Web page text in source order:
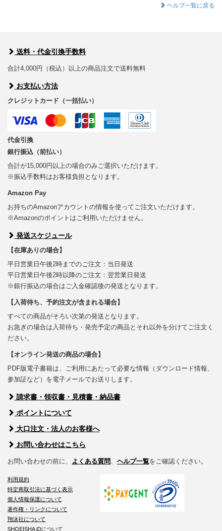
ヘルプ一覧に戻る
送料・代金引換手数料
合計4,000円（税込）以上の商品注文で送料無料
お支払い方法
クレジットカード（一括払い）
代金引換
銀行振込（前払い）
合計が15,000円以上の場合のみご選択いただけます。
※振込手数料はお客様負担となります。
Amazon Pay
お持ちのAmazonアカウントの情報を使ってご注文いただけます。
※Amazonのポイントはご利用いただけません。
発送スケジュール
【在庫ありの場合】
平日営業日午後2時までのご注文：当日発送
平日営業日午後2時以降のご注文：翌営業日発送
※銀行振込の場合はご入金確認後の発送となります。
【入荷待ち、予約注文が含まれる場合】
すべての商品がそろい次第の発送となります。
お急ぎの場合は入荷待ち・発売予定の商品とそれ以外を分けてご注文く
ださい。
【オンライン発送の商品の場合】
PDF版電子書籍は、ご利用にあたって必要な情報（ダウンロード情報、
参加証など）を電子メールでお送りします。
請求書・領収書・見積書・納品書
ポイントについて
大口注文・法人のお客様へ
お問い合わせはこちら
お問い合わせの前に、 よくある質問 ヘルプ一覧をご確認ください。
利用規約
特定商取引法に基づく表示
個人情報保護について
著作権・リンクについて
翔泳社について
SHOEISHA iDについて